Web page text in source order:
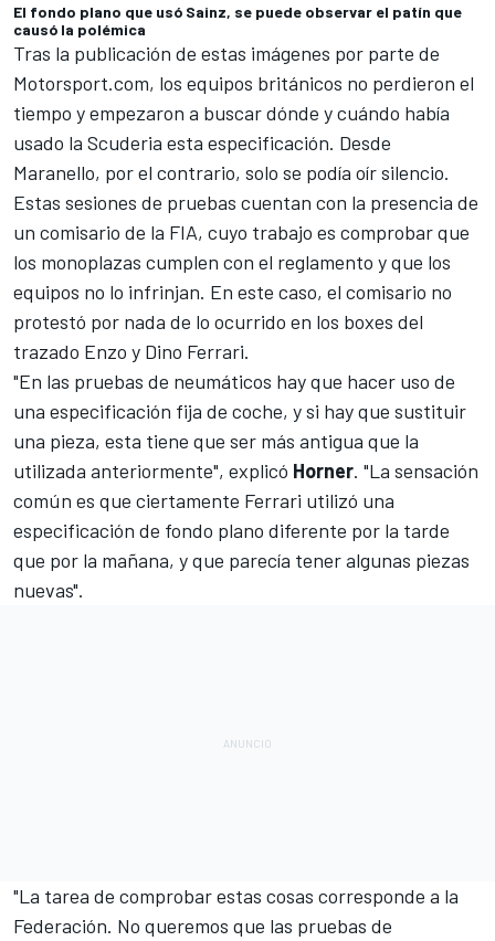
El fondo plano que usó Sainz, se puede observar el patín que
causó la polémica
Tras la publicación de estas imágenes por parte de
Motorsport.com, los equipos británicos no perdieron el
tiempo y empezaron a buscar dónde y cuándo había
usado la Scuderia esta especificación. Desde
Maranello, por el contrario, solo se podía oír silencio.
Estas sesiones de pruebas cuentan con la presencia de
un comisario de la FIA, cuyo trabajo es comprobar que
los monoplazas cumplen con el reglamento y que los
equipos no lo infrinjan. En este caso, el comisario no
protestó por nada de lo ocurrido en los boxes del
trazado Enzo y Dino Ferrari.
"En las pruebas de neumáticos hay que hacer uso de
una especificación fija de coche, y si hay que sustituir
una pieza, esta tiene que ser más antigua que la
utilizada anteriormente", explicó Horner. "La sensación
común es que ciertamente Ferrari utilizó una
especificación de fondo plano diferente por la tarde
que por la mañana, y que parecía tener algunas piezas
nuevas".
"La tarea de comprobar estas cosas corresponde a la
Federación. No queremos que las pruebas de